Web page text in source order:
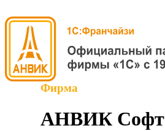
Фирма
АНВИК Софт